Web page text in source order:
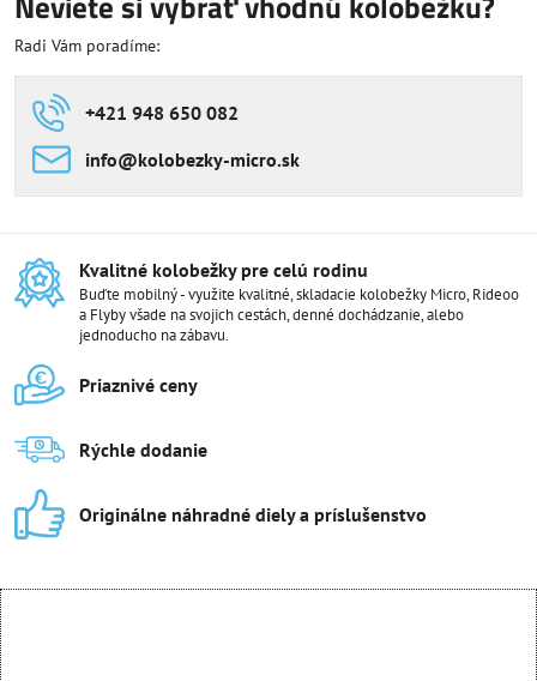
Radi Vám poradíme:
+421 948 650 082
info​@kolobezky-micro​.sk
Kvalitné kolobežky pre celú rodinu
Buďte mobilný - využite kvalitné, skladacie kolobežky Micro, Rideoo
a Flyby všade na svojich cestách, denné dochádzanie, alebo
jednoducho na zábavu.
Priaznivé ceny
Rýchle dodanie
Originálne náhradné diely a príslušenstvo